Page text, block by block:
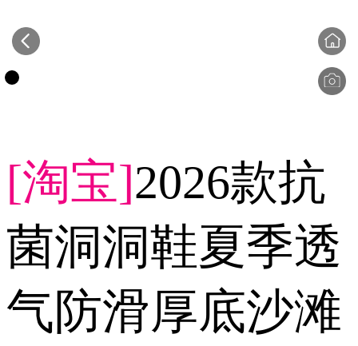
[淘宝]2026款抗
菌洞洞鞋夏季透
气防滑厚底沙滩